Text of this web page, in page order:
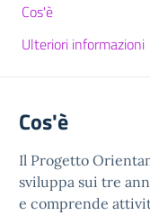
Cos'è
Ulteriori informazioni
Cos'è
Il Progetto
sviluppa sui tre
e comprende